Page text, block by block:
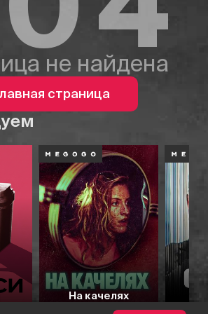
не найдена
страница
На качелях